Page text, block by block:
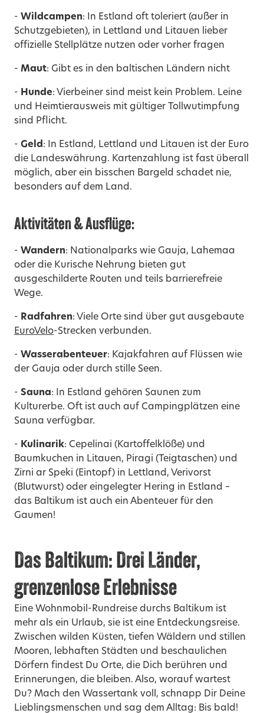
- Wildcampen: In Estland oft toleriert (außer in
Schutzgebieten), in Lettland und Litauen lieber
offizielle Stellplätze nutzen oder vorher fragen
- Maut: Gibt es in den baltischen Ländern nicht
- Hunde: Vierbeiner sind meist kein Problem. Leine
und Heimtierausweis mit gültiger Tollwutimpfung
sind Pflicht.
- Geld : In Estland, Lettland und Litauen ist der Euro
die Landeswährung. Kartenzahlung ist fast überall
möglich, aber ein bisschen Bargeld schadet nie,
besonders auf dem Land.
Aktivitäten & Ausflüge:
- Wandern: Nationalparks wie Gauja, Lahemaa
oder die Kurische Nehrung bieten gut
ausgeschilderte Routen und teils barrierefreie
Wege.
- Radfahren: Viele Orte sind über gut ausgebaute
EuroVelo-Strecken verbunden.
- Wasserabenteuer: Kajakfahren auf Flüssen wie
der Gauja oder durch stille Seen.
- Sauna: In Estland gehören Saunen zum
Kulturerbe. Oft ist auch auf Campingplätzen eine
Sauna verfügbar.
- Kulinarik: Cepelinai (Kartoffelklöße) und
Baumkuchen in Litauen, Piragi (Teigtaschen) und
Zirni ar Speki (Eintopf) in Lettland, Verivorst
(Blutwurst) oder eingelegter Hering in Estland –
das Baltikum ist auch ein Abenteuer für den
Gaumen!
Das Baltikum: Drei Länder,
grenzenlose Erlebnisse
Eine Wohnmobil-Rundreise durchs Baltikum ist
mehr als ein Urlaub, sie ist eine Entdeckungsreise.
Zwischen wilden Küsten, tiefen Wäldern und stillen
Mooren, lebhaften Städten und beschaulichen
Dörfern findest Du Orte, die Dich berühren und
Erinnerungen, die bleiben. Also, worauf wartest
Du? Mach den Wassertank voll, schnapp Dir Deine
Lieblingsmenschen und sag dem Alltag: Bis bald!